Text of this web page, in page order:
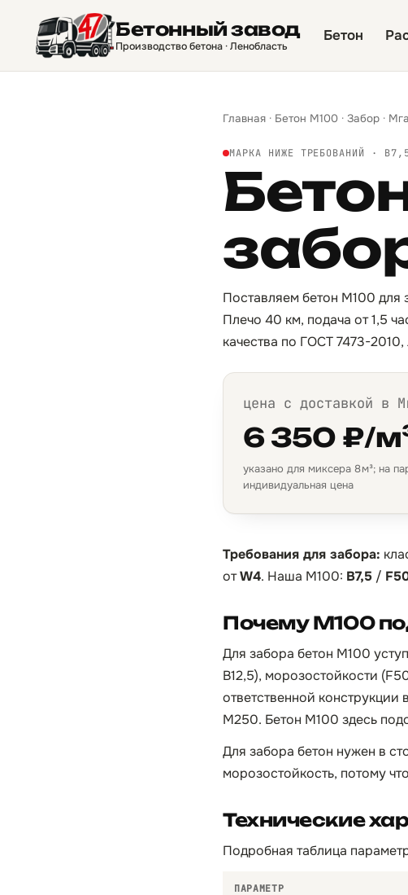
Бетонный завод
Производство бетона · Ленобласть
Бетон
Главная · Бетон М100 · Забор · Мга
МАРКА НИЖЕ ТРЕБОВАНИЙ ·
Поставляем бетон М100 для
Плечо 40 км, подача от 1,5
качества по ГОСТ 7473-
цена с доставкой в
6 350 ₽/
указано для миксера 8 м³; на
индивидуальная цена
Требования для забора:
отW4. Наша М100: B7,5 /
Почему М100
Для забора бетон М100
B12,5), морозостойкости
ответственной
М250. Бетон М100 здесь
Для забора бетон нужен в
морозостойкость, потому
Технические
Подробная таблица
ПАРАМЕТР